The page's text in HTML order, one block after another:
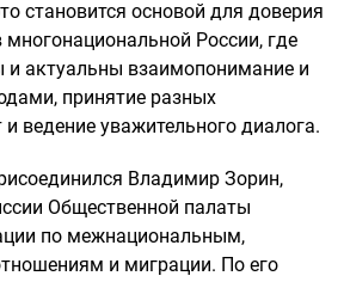
становится основой для доверия
многонациональной России, где
и актуальны взаимопонимание и
принятие разных
ведение уважительного диалога.
Владимир Зорин,
Общественной палаты
по межнациональным,
и миграции. По его